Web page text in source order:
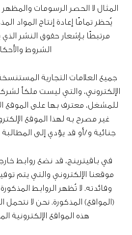
المثال لا الحصر الرسومات
يُحظر تمامًا إعادة إنتاج المواد
مرتبطًا بإشعار حقوق النشر
الشروط
جميع العلامات التجارية
الإلكتروني، والتي ليست ملكاً
للمشغل، معترف بها على الموقع
غير مصرح به لهذا الموقع
جنائية و/أو قد يؤدي إلى
في باقيترينج، قد نضع روابط
موقعنا الإلكتروني والتي يتم
وفائدته. لا تُظهر الروابط
(المواقع) المذكورة. نحن لا
هذه المواقع الإلكترونية